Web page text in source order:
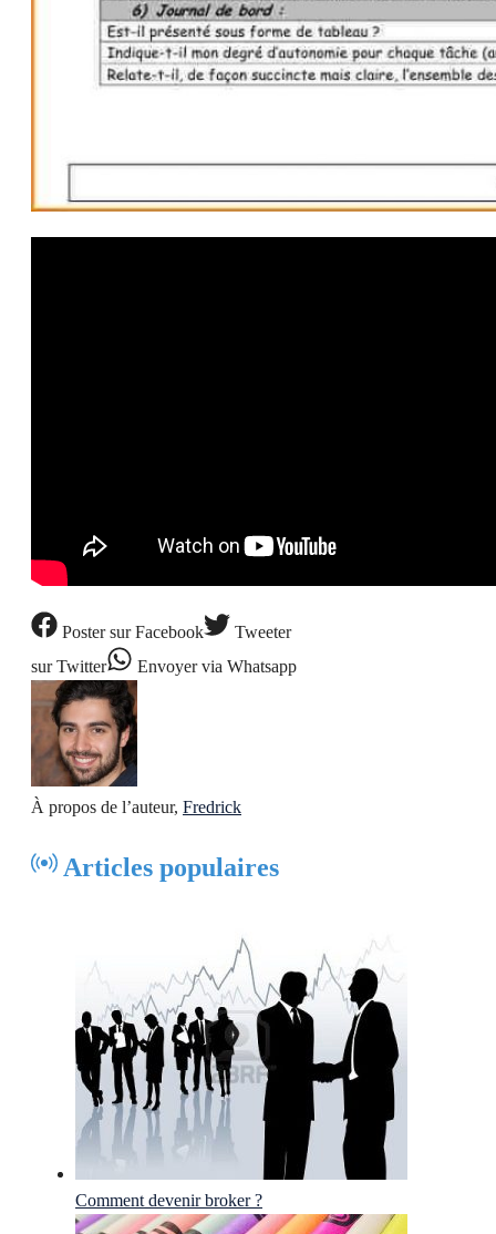
Postersur Facebook
Tweeter
sur Twitter
Envoyervia Whatsapp
À propos de l’auteur, Fredrick
Articles populaires
Comment devenir broker ?